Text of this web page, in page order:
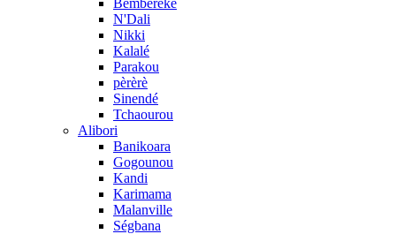
Bèmbèrèkè
N'Dali
Nikki
Kalalé
Parakou
pèrèrè
Sinendé
Tchaourou
Alibori
Banikoara
Gogounou
Kandi
Karimama
Malanville
Ségbana